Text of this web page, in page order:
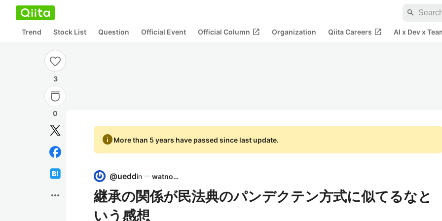
search
Trend Stock List Question Official Event Official Column open_in_new Organization Qiita Careers open_in_new AI x Dev x
3
0
more_horiz
infoMore than 5 years have passed since last update.
@ueddin watnow
継承の関係が民法典のパンデクテン方式に似てるなと
いう感想